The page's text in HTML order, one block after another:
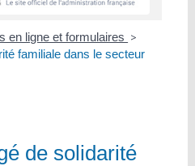
en ligne et formulaires >
familiale dans le secteur
de solidarité